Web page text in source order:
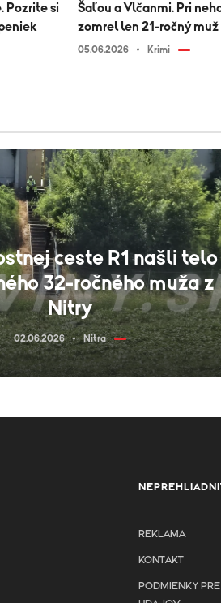
Pozrite si
Šaľou a Vlčanmi. Pri
zomrel len 21-ročný muž
05.06.2026 Krimi
ceste R1 našli telo
32-ročného muža z
Nitry
02.06.2026 Nitra
REKLAMA
KONTAKT
PODMIENKY